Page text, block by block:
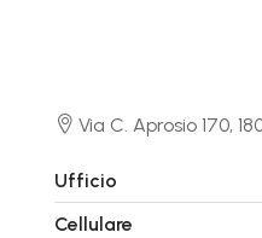
Via C. Aprosio 170,
Ufficio
Cellulare